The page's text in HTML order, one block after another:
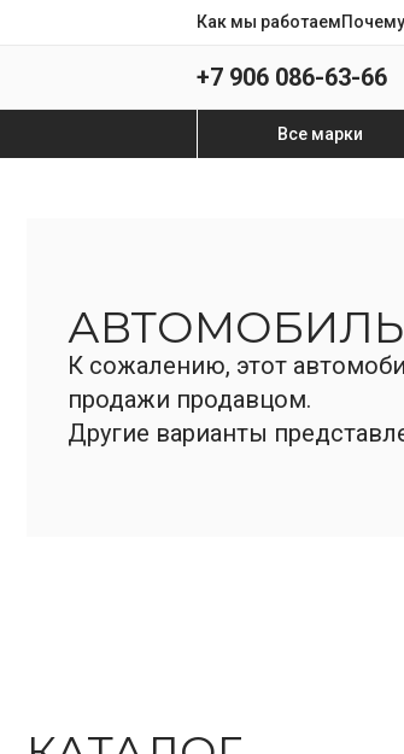
Как мы работаем
+7 906 086-63-66
Все марки
К сожалению, этот
продажи продавцом.
Другие варианты